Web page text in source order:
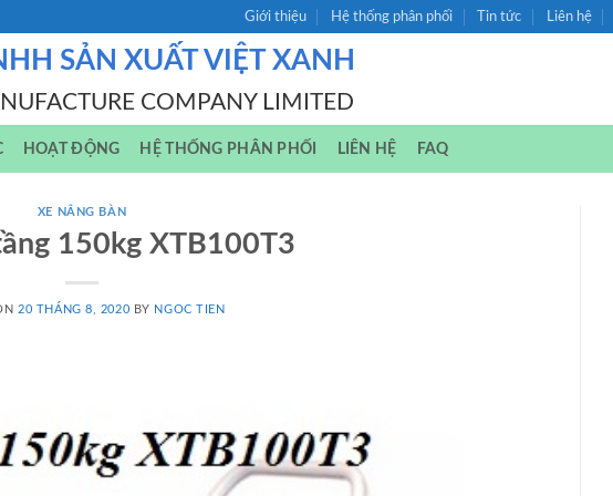
Giới thiệu Hệ thống phân phối Tin tức Liên hệ
SẢN XUẤT VIỆT XANH
COMPANY LIMITED
HOẠT ĐỘNG HỆ THỐNG PHÂN PHỐI LIÊN HỆ FAQ
XE NÂNG BÀN
150kg XTB100T3
20 THÁNG 8, 2020 BY NGOC TIEN